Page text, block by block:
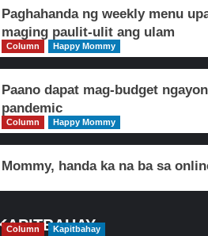
Paghahanda ng weekly menu
maging paulit-ulit ang ulam
Column Happy Mommy
Paano dapat mag-budget
pandemic
Column Happy Mommy
Mommy, handa ka na ba sa
Column Kapitbahay